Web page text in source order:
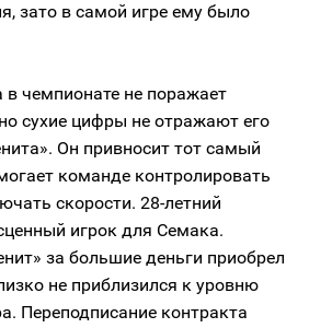
зато в самой игре ему было
в чемпионате не поражает
сухие цифры не отражают его
Он привносит тот самый
команде контролировать
скорости. 28-летний
игрок для Семака.
за большие деньги приобрел
не приблизился к уровню
Переподписание контракта